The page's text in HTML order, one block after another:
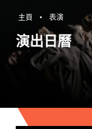
主頁 表演
演出日曆